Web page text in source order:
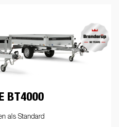
BT4000
als Standard